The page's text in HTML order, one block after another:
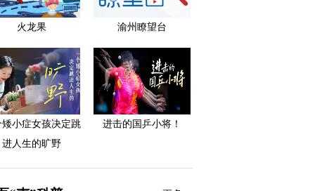
火龙果 渝州瞭望台
矮小症女孩决定跳
进人生的旷野
进击的国乒小将！